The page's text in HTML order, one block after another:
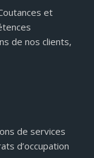
et
de nos clients,
de services
d’occupation